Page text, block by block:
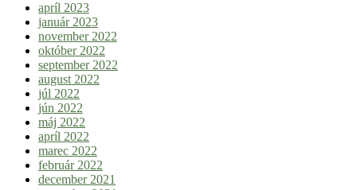
apríl 2023
január 2023
november 2022
október 2022
september 2022
august 2022
júl 2022
jún 2022
máj 2022
apríl 2022
marec 2022
február 2022
december 2021